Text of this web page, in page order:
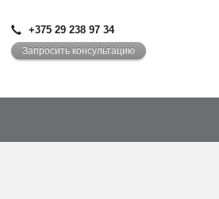
+375 29 238 97 34
Запросить консультацию